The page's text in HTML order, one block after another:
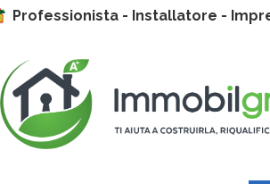
Professionista - Installatore -